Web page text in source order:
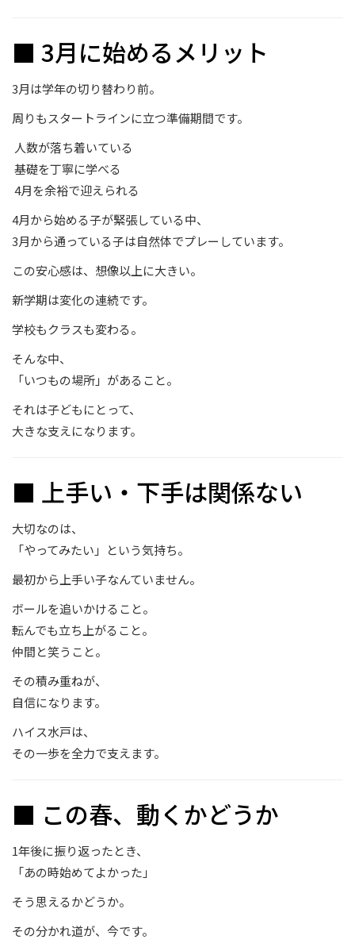
■ 3月に始めるメリット
3月は学年の切り替わり前。
周りもスタートラインに立つ準備期間です。
人数が落ち着いている
基礎を丁寧に学べる
4月を余裕で迎えられる
4月から始める子が緊張している中、
3月から通っている子は自然体でプレーしています。
この安心感は、想像以上に大きい。
新学期は変化の連続です。
学校もクラスも変わる。
そんな中、
「いつもの場所」があること。
それは子どもにとって、
大きな支えになります。
■ 上手い・下手は関係ない
大切なのは、
「やってみたい」という気持ち。
最初から上手い子なんていません。
ボールを追いかけること。
転んでも立ち上がること。
仲間と笑うこと。
その積み重ねが、
自信になります。
ハイス水戸は、
その一歩を全力で支えます。
■ この春、動くかどうか
1年後に振り返ったとき、
「あの時始めてよかった」
そう思えるかどうか。
その分かれ道が、今です。